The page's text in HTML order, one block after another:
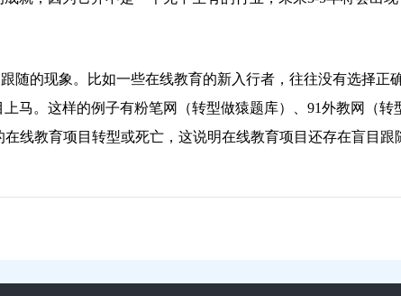
的现象。比如一些在线教育的新入行者，往往没有选择正
马。这样的例子有粉笔网（转型做猿题库）、91外教网（转
线教育项目转型或死亡，这说明在线教育项目还存在盲目跟